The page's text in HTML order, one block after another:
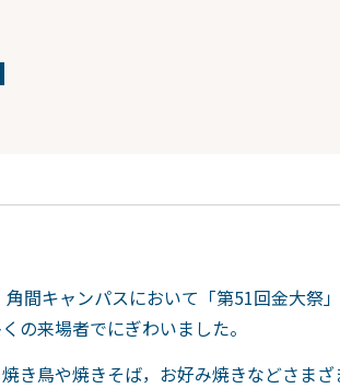
間キャンパスにおいて「第51回金大祭
の来場者でにぎわいました。
き鳥や焼きそば，お好み焼きなどさま